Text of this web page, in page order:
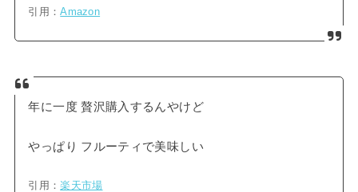
引用：Amazon
年に一度 贅沢購入するんやけど
やっぱり フルーティで美味しい
引用：楽天市場